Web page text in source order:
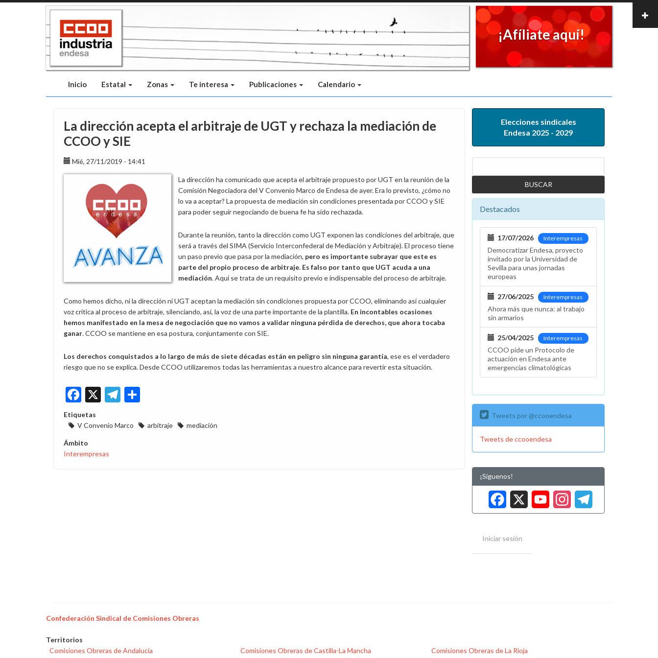
¡Afíliate aquí!
Inicio Estatal Zonas Te interesa Publicaciones Calendario
La dirección acepta el arbitraje de UGT y rechaza la mediación de
CCOO y SIE
Mié, 27/11/2019 - 14:41
La dirección ha comunicado que acepta el arbitraje propuesto por UGT en la reunión de la
Comisión Negociadora del V Convenio Marco de Endesa de ayer. Era lo previsto, ¿cómo no
lo va a aceptar? La propuesta de mediación sin condiciones presentada por CCOO y SIE
para poder seguir negociando de buena fe ha sido rechazada.
Durante la reunión, tanto la dirección como UGT exponen las condiciones del arbitraje, que
será a través del SIMA (Servicio Interconfederal de Mediación y Arbitraje). El proceso tiene
un paso previo que pasa por la mediación, pero es importante subrayar que este es
parte del propio proceso de arbitraje. Es falso por tanto que UGT acuda a una
mediación. Aquí se trata de un requisito previo e indispensable del proceso de arbitraje.
Como hemos dicho, ni la dirección ni UGT aceptan la mediación sin condiciones propuesta por CCOO, eliminando así cualquier
voz crítica al proceso de arbitraje, silenciando, así, la voz de una parte importante de la plantilla. En incontables ocasiones
hemos manifestado en la mesa de negociación que no vamos a validar ninguna pérdida de derechos, que ahora tocaba
ganar. CCOO se mantiene en esa postura, conjuntamente con SIE.
Los derechos conquistados a lo largo de más de siete décadas están en peligro sin ninguna garantía, ese es el verdadero
riesgo que no se explica. Desde CCOO utilizaremos todas las herramientas a nuestro alcance para revertir esta situación.
Facebook
X Telegram
Etiquetas
V Convenio Marco
arbitraje mediación
Ámbito
Interempresas
Elecciones sindicales
Endesa 2025 - 2029
Destacados
Interempresas
17/07/2026
Democratizar Endesa, proyecto
invitado por la Universidad de
Sevilla para unas jornadas
europeas
Interempresas
27/06/2025
Ahora más que nunca: al trabajo
sin armarios
Interempresas
25/04/2025
CCOO pide un Protocolo de
actuación en Endesa ante
emergencias climatológicas
Tweets por @ccooendesa
Tweets de ccooendesa
¡Síguenos!
Facebook
XYouTube
Iniciar sesión
Confederación Sindical de Comisiones Obreras
Territorios
Comisiones Obreras de Andalucía
Comisiones Obreras de Castilla-La Mancha
Comisiones Obreras de La Rioja